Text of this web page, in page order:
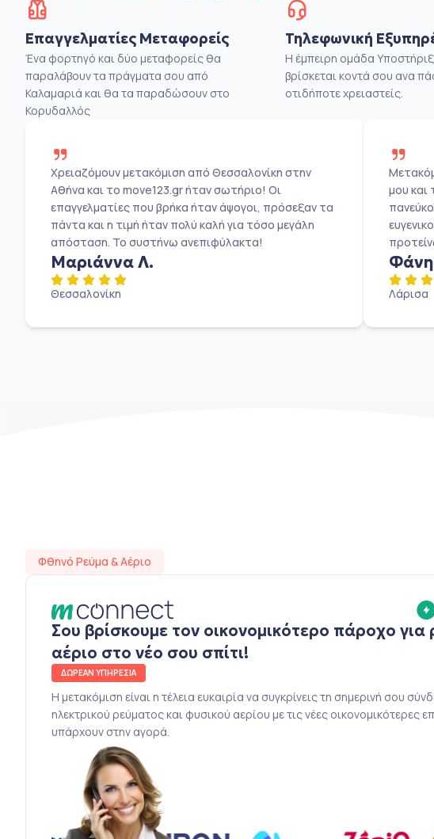
Επαγγελματίες Μεταφορείς
Ένα φορτηγό και δύο μεταφορείς θα
παραλάβουν τα πράγματα σου από
Καλαμαριά και θα τα παραδώσουν στο
Κορυδαλλός
Τηλεφωνική
Η έμπειρη ομάδα
βρίσκεται κοντά σου ανα
οτιδήποτε χρειαστείς.
Χρειαζόμουν μετακόμιση από Θεσσαλονίκη στην
Αθήνα και το move123.gr ήταν σωτήριο! Οι
επαγγελματίες που βρήκα ήταν άψογοι, πρόσεξαν τα
πάντα και η τιμή ήταν πολύ καλή για τόσο μεγάλη
απόσταση. Το συστήνω ανεπιφύλακτα!
Μαριάννα Λ.
Θεσσαλονίκη
μου και
Λάρισα
Φθηνό Ρεύμα & Αέριο
Σου βρίσκουμε τον οικονομικότερο πάροχο για
αέριο στο νέο σου σπίτι!
ΔΩΡΕΑΝ ΥΠΗΡΕΣΙΑ
Η μετακόμιση είναι η τέλεια ευκαιρία να συγκρίνεις τη σημερινή σου
ηλεκτρικού ρεύματος και φυσικού αερίου με τις νέες οικονομικότερες
υπάρχουν στην αγορά.